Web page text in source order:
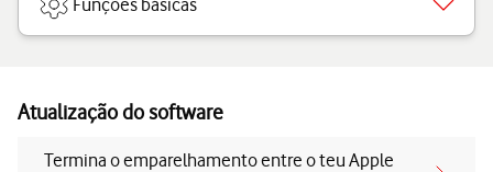
Funções básicas
Atualização do software
Termina o emparelhamento entre o teu Apple